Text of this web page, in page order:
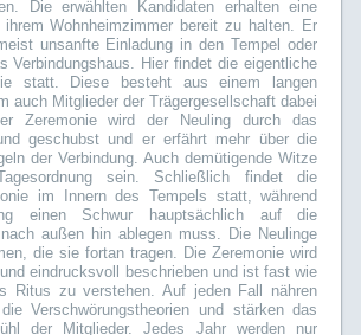
Die erwählten Kandidaten erhalten eine
Wohnheimzimmer bereit zu halten. Er
unsanfte Einladung in den Tempel oder
Verbindungshaus. Hier findet die eigentliche
statt. Diese besteht aus einem langen
auch Mitglieder der Trägergesellschaft dabei
Zeremonie wird der Neuling durch das
geschubst und er erfährt mehr über die
der Verbindung. Auch demütigende Witze
sein. Schließlich findet die
im Innern des Tempels statt, während
einen Schwur hauptsächlich auf die
außen hin ablegen muss. Die Neulinge
die sie fortan tragen. Die Zeremonie wird
eindrucksvoll beschrieben und ist fast wie
Ritus zu verstehen. Auf jeden Fall nähren
Verschwörungstheorien und stärken das
der Mitglieder. Jedes Jahr werden nur